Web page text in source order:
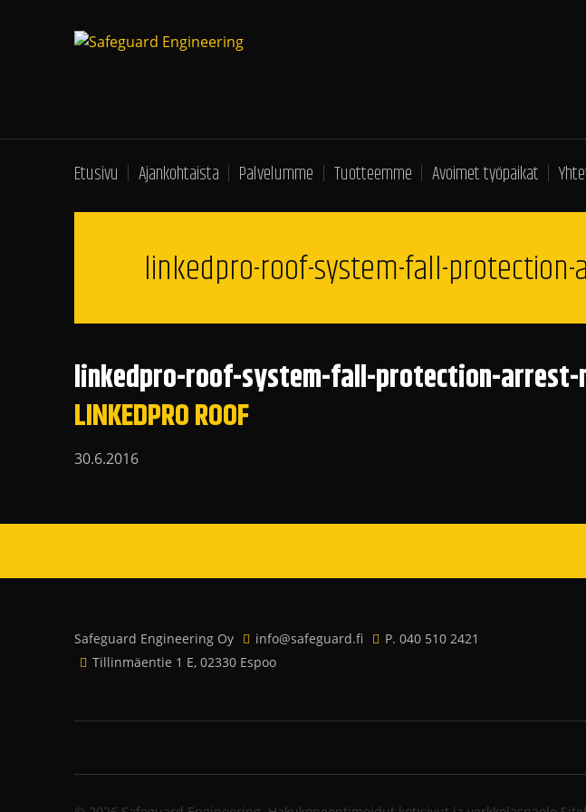
Etusivu Ajankohtaista Palvelumme Tuotteemme Avoimet työpaikat
linkedpro-roof-system-fall-
linkedpro-roof-system-fall-protection-
LINKEDPRO ROOF
30.6.2016
Safeguard Engineering Oy info@safeguard.fi
P. 040 510 2421
Tillinmäentie 1 E, 02330 Espoo